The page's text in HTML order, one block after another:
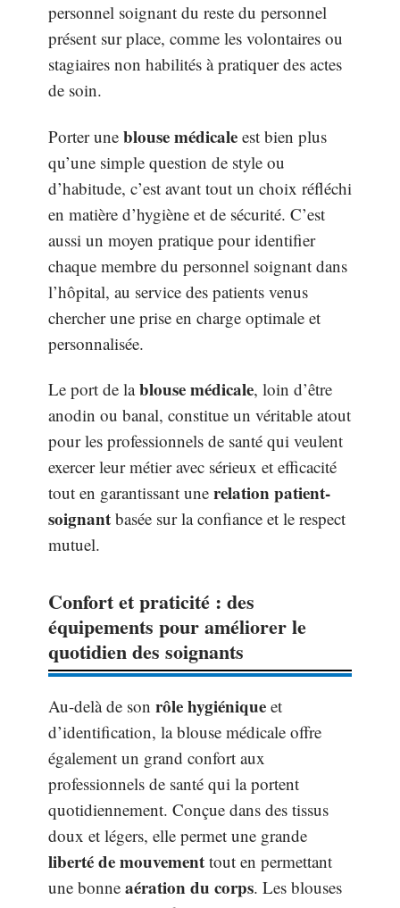
personnel soignant du reste du personnel
présent sur place, comme les volontaires ou
stagiaires non habilités à pratiquer des actes
de soin.
Porter une blouse médicale est bien plus
qu’une simple question de style ou
d’habitude, c’est avant tout un choix réfléchi
en matière d’hygiène et de sécurité. C’est
aussi un moyen pratique pour identifier
chaque membre du personnel soignant dans
l’hôpital, au service des patients venus
chercher une prise en charge optimale et
personnalisée.
Le port de lablouse médicale, loin d’être
anodin ou banal, constitue un véritable atout
pour les professionnels de santé qui veulent
exercer leur métier avec sérieux et efficacité
tout en garantissant une relation patient-
soignant basée sur la confiance et le respect
mutuel.
Confort et praticité : des
équipements pour améliorer le
quotidien des soignants
Au-delà de son rôle hygiénique et
d’identification, la blouse médicale offre
également un grand confort aux
professionnels de santé qui la portent
quotidiennement. Conçue dans des tissus
doux et légers, elle permet une grande
liberté de mouvement tout en permettant
une bonne aération du corps. Les blouses